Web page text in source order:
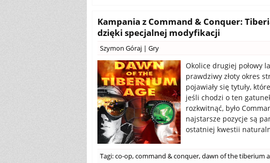
Kampania z Command & Conquer:
dzięki specjalnej modyfikacji
Szymon Góraj | Gry
Okolice drugiej połowy
prawdziwy złoty okres
pojawiały się tytuły,
jeśli chodzi o ten
rozkwitnąć, było
najstarsze pozycje są
ostatniej kwestii
Tagi:co-op,command & conquer,dawn of the tiberium